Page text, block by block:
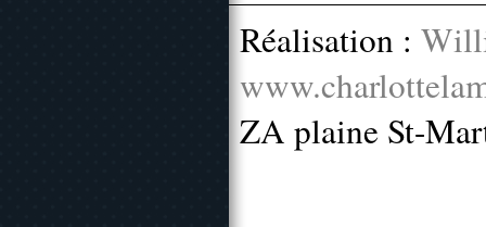
Réalisation :
ZA plaine St-